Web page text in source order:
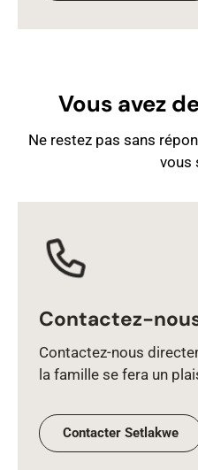
Vous avez
Ne restez pas sans
vous
Contactez-
Contactez‑nous
la famille se fera un
Contacter Setlakwe